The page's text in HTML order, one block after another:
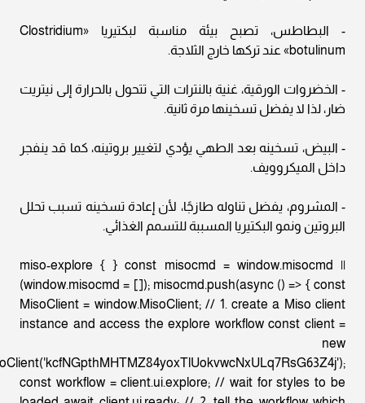
- البطاطس، تصبح بيئة مناسبة لبكتيريا «Clostridium
botulinum» عند تركها خارج الثلاجة.
- الخضروات الورقية، غنية بالنترات التي تتحول بالحرارة إلى نيتريت
ضار، لذا لا يفضل تسخينها مرة ثانية.
- البيض، تسخينه بعد الطهي يؤدي لتغيير بروتينه، كما قد ينفجر
داخل الميكروويف.
- المشروم، يفضل تناوله طازجًا، لأن إعادة تسخينه تسبب تحلل
البروتين ونمو البكتيريا المسببة للتسمم الغذائي.
miso-explore { } const misocmd = window.misocmd ||
(window.misocmd = []); misocmd.push(async () => { const
MisoClient = window.MisoClient; // 1. create a Miso client
instance and access the explore workflow const client =
new
const workflow = client.ui.explore; // wait for styles to be